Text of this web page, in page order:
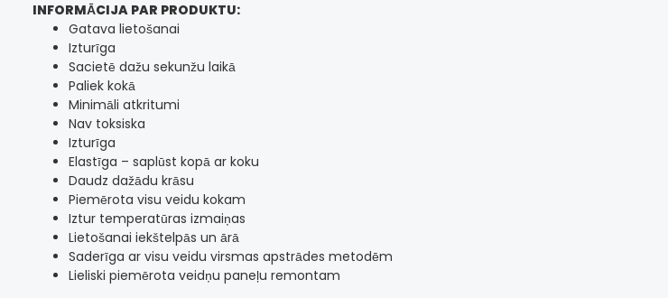
INFORMĀCIJA PAR PRODUKTU:
Gatava lietošanai
Izturīga
Sacietē dažu sekunžu laikā
Paliek kokā
Minimāli atkritumi
Nav toksiska
Izturīga
Elastīga – saplūst kopā ar koku
Daudz dažādu krāsu
Piemērota visu veidu kokam
Iztur temperatūras izmaiņas
Lietošanai iekštelpās un ārā
Saderīga ar visu veidu virsmas apstrādes metodēm
Lieliski piemērota veidņu paneļu remontam